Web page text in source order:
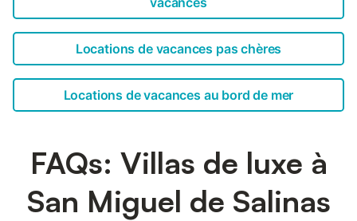
Locations de vacances pas chères
Locations de vacances au bord de mer
FAQs: Villas de luxe à
San Miguel de Salinas